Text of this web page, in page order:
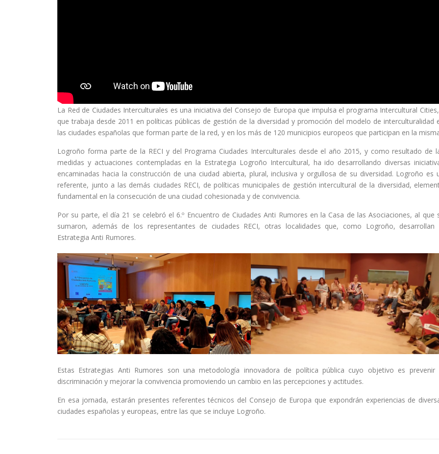
La Red de Ciudades Interculturales es una iniciativa del Consejo de Europa que impulsa el programa Intercultural
que trabaja desde 2011 en políticas públicas de gestión de la diversidad y promoción del modelo de interculturalidad
las ciudades españolas que forman parte de la red, y en los más de 120 municipios europeos que participan en la
Logroño forma parte de la RECI y del Programa Ciudades Interculturales desde el año 2015, y como resultado de
medidas y actuaciones contempladas en la Estrategia Logroño Intercultural, ha ido desarrollando diversas
encaminadas hacia la construcción de una ciudad abierta, plural, inclusiva y orgullosa de su diversidad. Logroño es
referente, junto a las demás ciudades RECI, de políticas municipales de gestión intercultural de la diversidad,
fundamental en la consecución de una ciudad cohesionada y de convivencia.
Por su parte, el día 21 se celebró el 6.º Encuentro de Ciudades Anti Rumores en la Casa de las Asociaciones, al que
sumaron, además de los representantes de ciudades RECI, otras localidades que, como Logroño, desarrollan
Estrategia Anti Rumores.
Estas Estrategias Anti Rumores son una metodología innovadora de política pública cuyo objetivo es prevenir
discriminación y mejorar la convivencia promoviendo un cambio en las percepciones y actitudes.
En esa jornada, estarán presentes referentes técnicos del Consejo de Europa que expondrán experiencias de
ciudades españolas y europeas, entre las que se incluye Logroño.